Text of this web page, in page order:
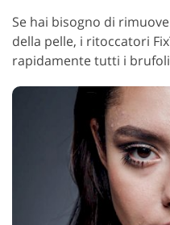
Se hai bisogno di
della pelle, i ritoccatori
rapidamente tutti i